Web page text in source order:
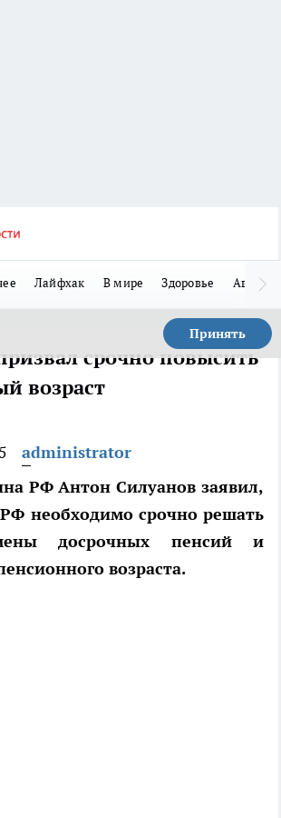
Лайфхак В мире Здоровье Авто
Принять
срочно повысить
возраст
administrator
РФ Антон Силуанов заявил,
необходимо срочно решать
досрочных пенсий и
возраста.